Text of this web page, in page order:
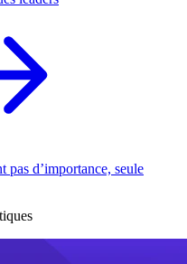
pas d’importance, seule